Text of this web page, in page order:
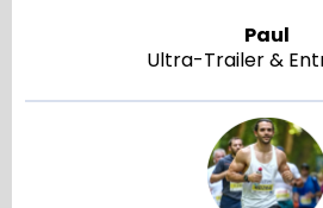
Paul
Ultra-Trailer &